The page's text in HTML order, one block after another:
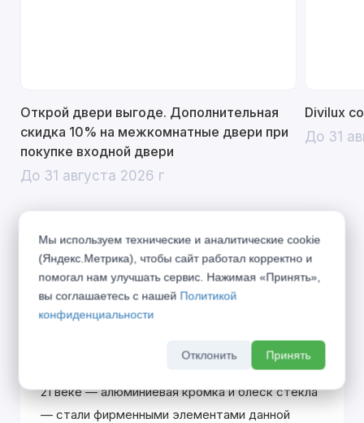
Открой двери выгоде. Дополнительная
скидка 10% на межкомнатные двери при
покупке входной двери
До 31 августа 2026 г
Divilux
До 31
Описание
Город дышит, город живёт по своим
правилам... Представляем Вашему вниманию
коллекцию «URBAN», вобравшую в себя дух
современного мегаполиса. Символы города в
21 веке — алюминиевая кромка и блеск стекла
— стали фирменными элементами данной
Мы используем технические и аналитические cookie
(Яндекс.Метрика), чтобы сайт работал корректно и
помогал нам улучшать сервис. Нажимая «Принять»,
вы соглашаетесь с нашей Политикой
конфиденциальности
Отклонить Принять